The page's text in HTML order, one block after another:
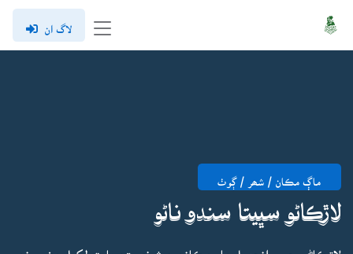
لاگ ان
ماڳ مڪان / شھر / ڳوٺ
لاڙڪاڻو سڀيتا سندو ناڻو
لاڙڪاڻي جي وانجهيل ماو مڪانن ۽ شخصيتن بابت لکيل مضمونن